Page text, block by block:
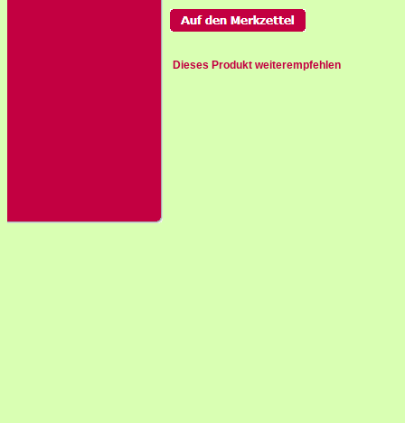
Dieses Produkt weiterempfehlen